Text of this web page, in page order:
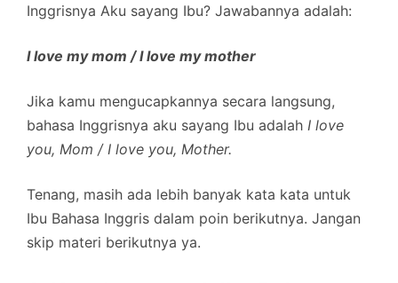
Inggrisnya Aku sayang Ibu? Jawabannya adalah:
I love my mom / I love my mother
Jika kamu mengucapkannya secara langsung,
bahasa Inggrisnya aku sayang Ibu adalah I love
you, Mom / I love you, Mother.
Tenang, masih ada lebih banyak kata kata untuk
Ibu Bahasa Inggris dalam poin berikutnya. Jangan
skip materi berikutnya ya.